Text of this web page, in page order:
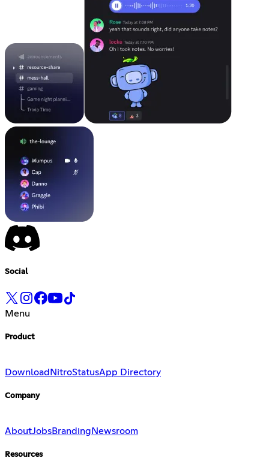
Social
Menu
Product
Download NitroStatusApp Directory
Company
AboutJobsBranding Newsroom
Resources